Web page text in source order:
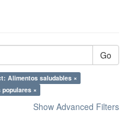
Go
Alimentos saludables ×
×
Show Advanced Filters